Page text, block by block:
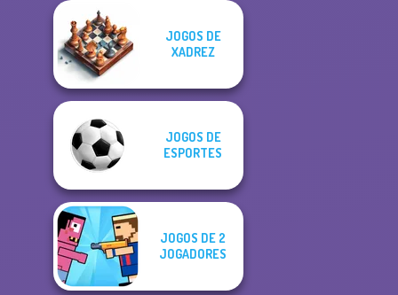
JOGOS DE
XADREZ
JOGOS DE
ESPORTES
JOGOS DE 2
JOGADORES